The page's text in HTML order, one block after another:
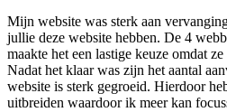
Mijn website was sterk aan
jullie deze website hebben. De 4
maakte het een lastige keuze omdat
Nadat het klaar was zijn het aantal
website is sterk gegroeid. Hierdoor
uitbreiden waardoor ik meer kan